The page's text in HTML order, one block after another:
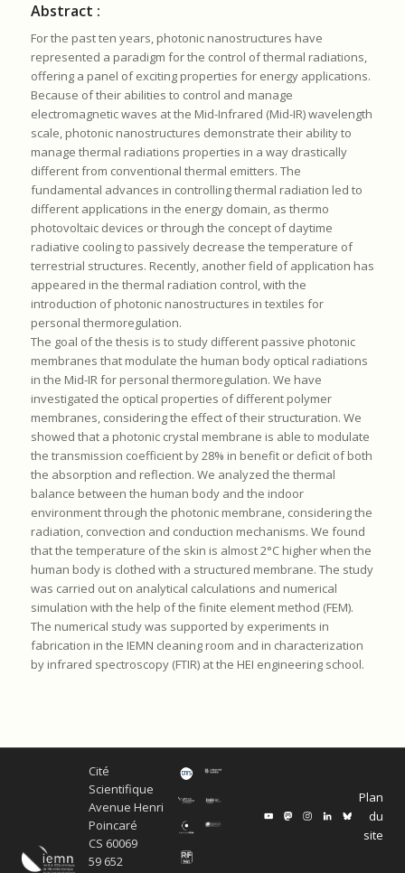
Abstract :
For the past ten years, photonic nanostructures have
represented a paradigm for the control of thermal radiations,
offering a panel of exciting properties for energy applications.
Because of their abilities to control and manage
electromagnetic waves at the Mid-Infrared (Mid-IR) wavelength
scale, photonic nanostructures demonstrate their ability to
manage thermal radiations properties in a way drastically
different from conventional thermal emitters. The
fundamental advances in controlling thermal radiation led to
different applications in the energy domain, as thermo
photovoltaic devices or through the concept of daytime
radiative cooling to passively decrease the temperature of
terrestrial structures. Recently, another field of application has
appeared in the thermal radiation control, with the
introduction of photonic nanostructures in textiles for
personal thermoregulation.
The goal of the thesis is to study different passive photonic
membranes that modulate the human body optical radiations
in the Mid-IR for personal thermoregulation. We have
investigated the optical properties of different polymer
membranes, considering the effect of their structuration. We
showed that a photonic crystal membrane is able to modulate
the transmission coefficient by 28% in benefit or deficit of both
the absorption and reflection. We analyzed the thermal
balance between the human body and the indoor
environment through the photonic membrane, considering the
radiation, convection and conduction mechanisms. We found
that the temperature of the skin is almost 2°C higher when the
human body is clothed with a structured membrane. The study
was carried out on analytical calculations and numerical
simulation with the help of the finite element method (FEM).
The numerical study was supported by experiments in
fabrication in the IEMN cleaning room and in characterization
by infrared spectroscopy (FTIR) at the HEI engineering school.
Cité
Scientifique
Avenue Henri
Poincaré
CS 60069
59 652
Plan
du
site